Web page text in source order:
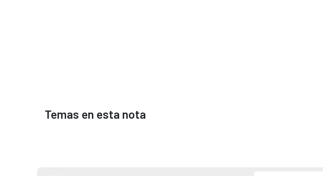
Temas en esta nota